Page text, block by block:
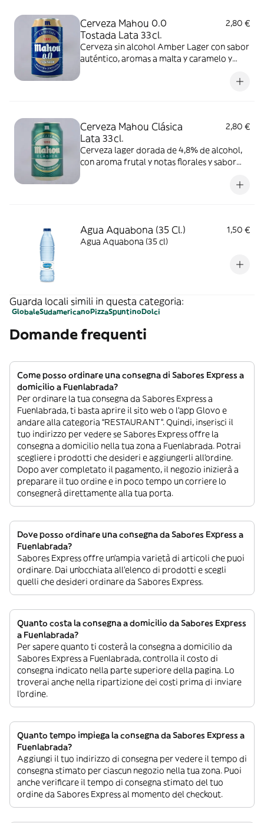
Cerveza Mahou 0.0
Tostada Lata 33cl.
2,80 €
Cerveza sin alcohol Amber Lager con sabor
auténtico, aromas a malta y caramelo y
Cerveza Mahou Clásica
Lata 33cl.
2,80 €
Cerveza lager dorada de 4,8% de alcohol,
con aroma frutal y notas florales y sabor
Agua Aquabona (35 Cl.)
1,50 €
Agua Aquabona (35 cl)
Guarda locali simili in questa categoria:
GlobaleSudamericanoPizzaSpuntinoDolci
Domande frequenti
Come posso ordinare una consegna di Sabores Express a
domicilio a Fuenlabrada?
Per ordinare la tua consegna da Sabores Express a
Fuenlabrada, ti basta aprire il sito web o l’app Glovo e
andare alla categoria “RESTAURANT”. Quindi, inserisci il
tuo indirizzo per vedere se Sabores Express offre la
consegna a domicilio nella tua zona a Fuenlabrada. Potrai
scegliere i prodotti che desideri e aggiungerli all’ordine.
Dopo aver completato il pagamento, il negozio inizierà a
preparare il tuo ordine e in poco tempo un corriere lo
consegnerà direttamente alla tua porta.
Dove posso ordinare una consegna da Sabores Express a
Fuenlabrada?
Sabores Express offre un’ampia varietà di articoli che puoi
ordinare. Dai un’occhiata all’elenco di prodotti e scegli
quelli che desideri ordinare da Sabores Express.
Quanto costa la consegna a domicilio da Sabores Express
a Fuenlabrada?
Per sapere quanto ti costerà la consegna a domicilio da
Sabores Express a Fuenlabrada, controlla il costo di
consegna indicato nella parte superiore della pagina. Lo
troverai anche nella ripartizione dei costi prima di inviare
l’ordine.
Quanto tempo impiega la consegna da Sabores Express a
Fuenlabrada?
Aggiungi il tuo indirizzo di consegna per vedere il tempo di
consegna stimato per ciascun negozio nella tua zona. Puoi
anche verificare il tempo di consegna stimato del tuo
ordine da Sabores Express al momento del checkout.